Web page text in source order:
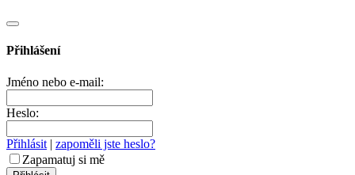
Přihlášení
Jméno nebo e-mail:
Heslo:
Přihlásit | zapoměli jste heslo?
Zapamatuj si mě